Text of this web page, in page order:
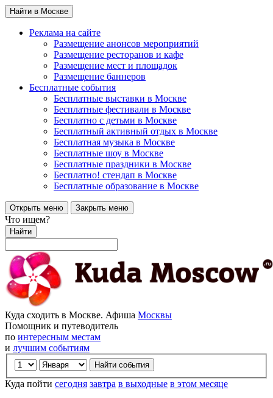
Найти в Москве
Реклама на сайте
Размещение анонсов мероприятий
Размещение ресторанов и кафе
Размещение мест и площадок
Размещение баннеров
Бесплатные события
Бесплатные выставки в Москве
Бесплатные фестивали в Москве
Бесплатно с детьми в Москве
Бесплатный активный отдых в Москве
Бесплатная музыка в Москве
Бесплатные шоу в Москве
Бесплатные праздники в Москве
Бесплатно! стендап в Москве
Бесплатные образование в Москве
Открыть меню Закрыть меню
Что ищем?
Найти
Куда сходить в Москве. Афиша Москвы
Помощник и путеводитель
по интересным местам
и лучшим событиям
Куда пойти сегодня завтра в выходные в этом месяце